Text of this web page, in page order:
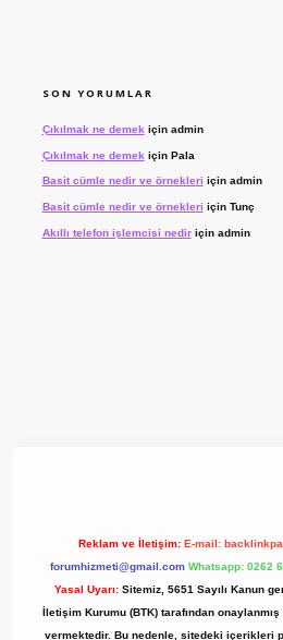
SON YORUMLAR
Çıkılmak ne demek için admin
Çıkılmak ne demek için Pala
Basit cümle nedir ve örnekleri için admin
Basit cümle nedir ve örnekleri için Tunç
Akıllı telefon işlemcisi nediriçin admin
Reklam ve İletişim: E-mail:
forumhizmeti@gmail.com Whatsapp: 0262
Yasal Uyarı: Sitemiz, 5651 Sayılı Kanun
İletişim Kurumu (BTK) tarafından
vermektedir. Bu nedenle, sitedeki içerikleri